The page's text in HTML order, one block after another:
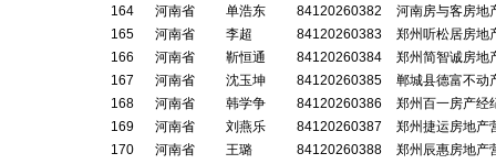
164
河南省 单浩东 84120260382
河南房与客房地
165
河南省 李超 84120260383
郑州听松居房地
166
河南省 靳恒通 84120260384
郑州简智诚房地
167
河南省 沈玉坤 84120260385
郸城县德富不动
168
河南省 韩学争 84120260386
郑州百一房产经
169
河南省 刘燕乐 84120260387
郑州捷运房地产
170
河南省 王璐 84120260388
郑州辰惠房地产